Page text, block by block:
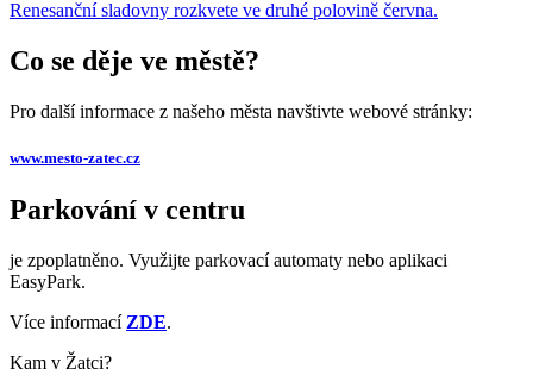
Renesanční sladovny rozkvete ve druhé polovině června.
Co se děje ve městě?
Pro další informace z našeho města navštivte webové stránky:
www.mesto-zatec.cz
Parkování v centru
je zpoplatněno. Využijte parkovací automaty nebo aplikaci
EasyPark.
Více informací ZDE.
Kam v Žatci?